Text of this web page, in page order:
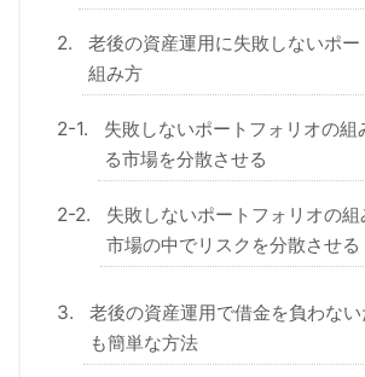
老後の資産運用に失敗しないポ
組み方
失敗しないポートフォリオの組
る市場を分散させる
失敗しないポートフォリオの
市場の中でリスクを分散させる
老後の資産運用で借金を負わない
も簡単な方法